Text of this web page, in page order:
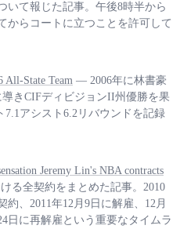
いて報じた記事。午後8時半から
からコートに立つことを許可して
All-State Team — 2006年に林書豪
きCIFディビジョンII州優勝を果
7.1アシスト6.2リバウンドを記録
Jeremy Lin's NBA contracts
る全契約をまとめた記事。2010
、2011年12月9日に解雇、12月
日に再解雇という重要なタイムラ